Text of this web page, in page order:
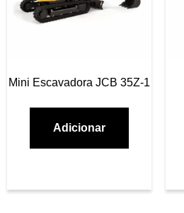
Mini Escavadora JCB 35Z-1
Adicionar